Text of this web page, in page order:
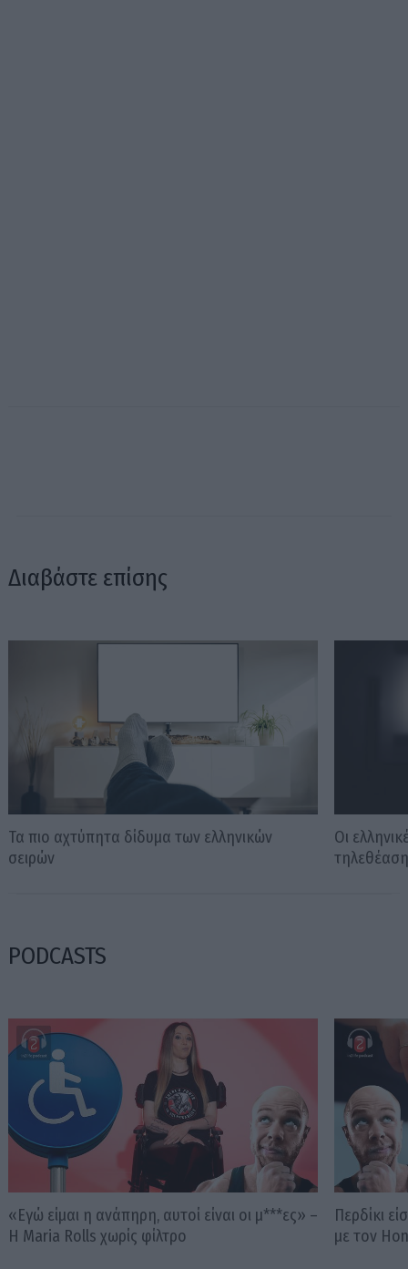
Διαβάστε επίσης
Τα πιο αχτύπητα δίδυμα των ελληνικών
σειρών
Οι
PODCASTS
«Εγώ είμαι η ανάπηρη, αυτοί είναι οι μ***ες» –
Η Maria Rolls χωρίς φίλτρο
Περδίκι
με τον